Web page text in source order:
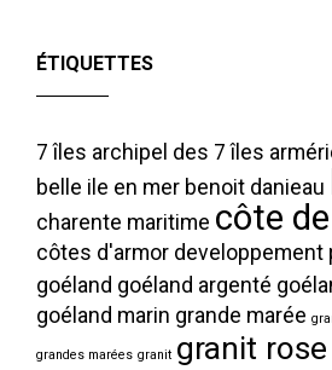
ÉTIQUETTES
7 îles archipel des 7 îles
belle ile en mer benoit danieau
charente maritime côte
côtes d'armor developpement
goéland goéland argenté
goéland marin grande marée
grandes marées granit granit rose